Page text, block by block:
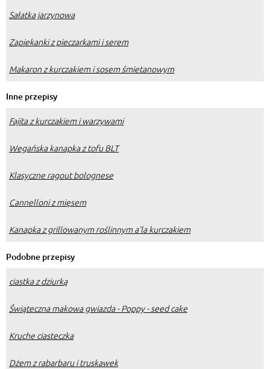
Sałatka jarzynowa
Zapiekanki z pieczarkami i serem
Makaron z kurczakiem i sosem śmietanowym
Inne przepisy
Fajita z kurczakiem i warzywami
Wegańska kanapka z tofu BLT
Klasyczne ragout bolognese
Cannelloni z mięsem
Kanapka z grillowanym roślinnym a'la kurczakiem
Podobne przepisy
ciastka z dziurką
Świąteczna makowa gwiazda - Poppy - seed cake
Kruche ciasteczka
Dżem z rabarbaru i truskawek